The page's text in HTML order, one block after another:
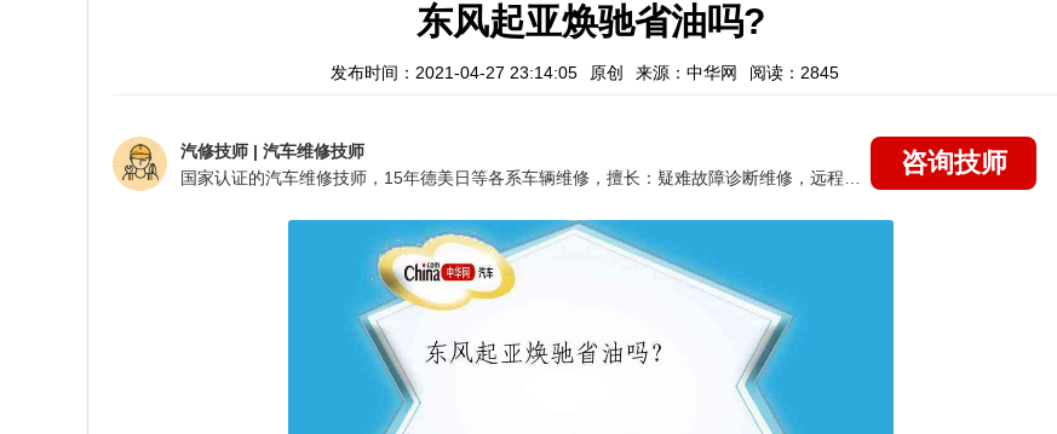
东风起亚焕驰省油吗?
发布时间：2021-04-27 23:14:05 原创 来源：中华网 阅读：2845
汽修技师 | 汽车维修技师
咨询技师